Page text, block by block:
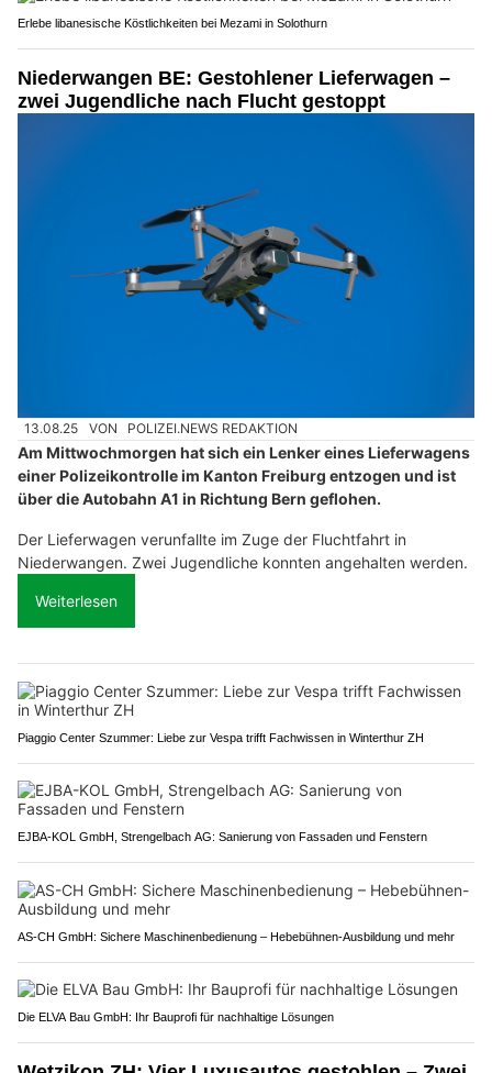
Erlebe libanesische Köstlichkeiten bei Mezami in Solothurn
Niederwangen BE: Gestohlener Lieferwagen –
zwei Jugendliche nach Flucht gestoppt
13.08.25 VON POLIZEI.NEWS REDAKTION
Am Mittwochmorgen hat sich ein Lenker eines Lieferwagens
einer Polizeikontrolle im Kanton Freiburg entzogen und ist
über die Autobahn A1 in Richtung Bern geflohen.
Der Lieferwagen verunfallte im Zuge der Fluchtfahrt in
Niederwangen. Zwei Jugendliche konnten angehalten werden.
Weiterlesen
Piaggio Center Szummer: Liebe zur Vespa trifft Fachwissen in Winterthur ZH
EJBA-KOL GmbH, Strengelbach AG: Sanierung von Fassaden und Fenstern
AS-CH GmbH: Sichere Maschinenbedienung – Hebebühnen-Ausbildung und mehr
Die ELVA Bau GmbH: Ihr Bauprofi für nachhaltige Lösungen